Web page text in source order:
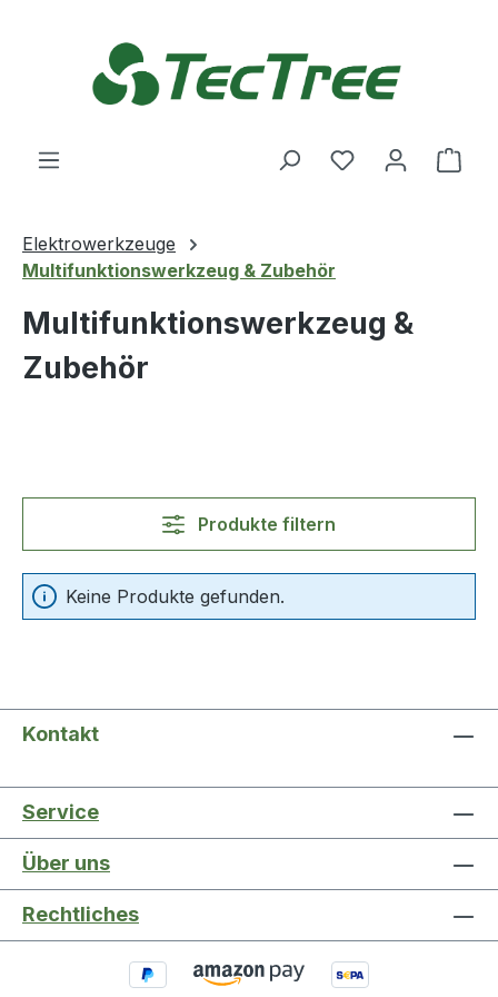
Du hast 0
Elektrowerkzeuge
Multifunktionswerkzeug & Zubehör
Multifunktionswerkzeug &
Zubehör
Produkte filtern
Keine Produkte gefunden.
Kontakt
Service
Über uns
Rechtliches